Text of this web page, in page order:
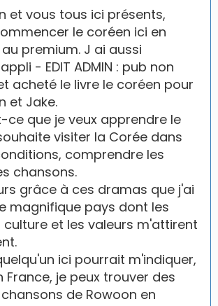
et vous tous ici présents,
le coréen ici en
premium. J ai aussi
- EDIT ADMIN : pub non
acheté le livre le coréen pour
et Jake.
ce que je veux apprendre le
visiter la Corée dans
comprendre les
chansons.
grâce à ces dramas que j'ai
magnifique pays dont les
et les valeurs m'attirent
ici pourrait m'indiquer,
je peux trouver des
de Rowoon en